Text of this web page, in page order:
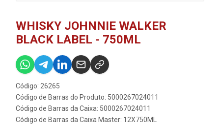
WHISKY JOHNNIE WALKER
BLACK LABEL - 750ML
Código: 26265
Código de Barras do Produto: 5000267024011
Código de Barras da Caixa: 5000267024011
Código de Barras da Caixa Master: 12X750ML